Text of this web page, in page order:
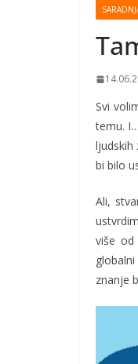
Svi
temu.
ljudskih
bi bilo
Ali,
više od
znanje